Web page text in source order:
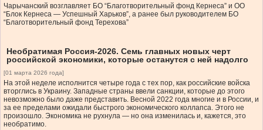
Чарычанский возглавляет БО “Благотворительный фонд Кернеса” и ОО
“Блок Кернеса — Успешный Харьков”, а ранее был руководителем БО
“Благотворительный фонд Терехова”
Необратимая Россия-2026. Семь главных новых черт
российской экономики, которые останутся с ней надолго
[01 марта 2026 года]
На этой неделе исполнится четыре года с тех пор, как российские войска
вторглись в Украину. Западные страны ввели санкции, которые до этого
невозможно было даже представить. Весной 2022 года многие и в России, и
за ее пределами ожидали быстрого экономического коллапса. Этого не
произошло. Экономика не рухнула — но она изменилась и, кажется, это
необратимо.